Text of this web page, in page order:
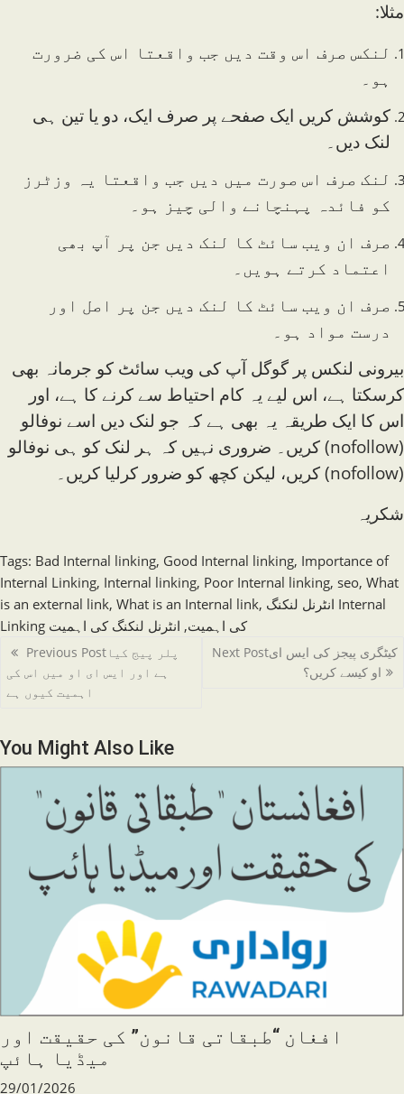
مثلا:
لنکس صرف اس وقت دیں جب واقعتا اس کی ضرورت
ہو۔
کوشش کریں ایک صفحے پر صرف ایک، دو یا تین ہی
لنک دیں۔
لنک صرف اس صورت میں دیں جب واقعتا یہ وزٹرز
کو فائدہ پہنچانے والی چیز ہو۔
صرف ان ویب سائٹ کا لنک دیں جن پر آپ بھی
اعتماد کرتے ہویں۔
صرف ان ویب سائٹ کا لنک دیں جن پر اصل اور
درست مواد ہو۔
بیرونی لنکس پر گوگل آپ کی ویب سائٹ کو جرمانہ بھی
کرسکتا ہے، اس لیے یہ کام احتیاط سے کرنے کا ہے، اور
اس کا ایک طریقہ یہ بھی ہے کہ جو لنک دیں اسے نوفالو
(nofollow) کریں۔ ضروری نہیں کہ ہر لنک کو ہی نوفالو
(nofollow) کریں، لیکن کچھ کو ضرور کرلیا کریں۔
شکریہ
Tags: Bad Internal linking, Good Internal linking, Importance of
Internal Linking, Internal linking, Poor Internal linking, seo, What
is an external link, What is an Internal link, انٹرنل لنکنگ Internal
Linking کی اہمیت, انٹرنل لنکنگ کی اہمیت
Read
more
articles
Previous Post پلر پیج کیا
ہے اور ایس ای او میں اس کی
اہمیت کیوں ہے
Next Postکیٹگری پیجز کی ایس ای
او کیسے کریں؟
You Might Also Like
افغان “طبقاتی قانون” کی حقیقت اور
میڈیا ہائپ
29/01/2026